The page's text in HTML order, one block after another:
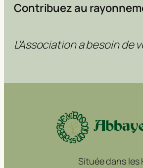
Contribuez au
L’Association a besoin de
Située dans les